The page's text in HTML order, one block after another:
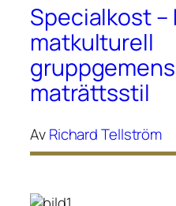
Specialkost –
matkulturell
maträttsstil
AvRichard Tellström